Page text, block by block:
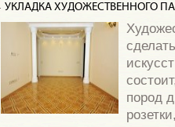
УКЛАДКА ХУДОЖЕСТВЕННОГО
пород